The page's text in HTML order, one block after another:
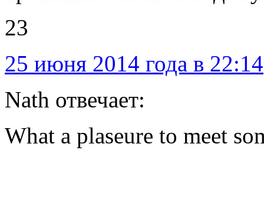
23
25 июня 2014 года в 22:14
Nath отвечает:
What a plaseure to meet